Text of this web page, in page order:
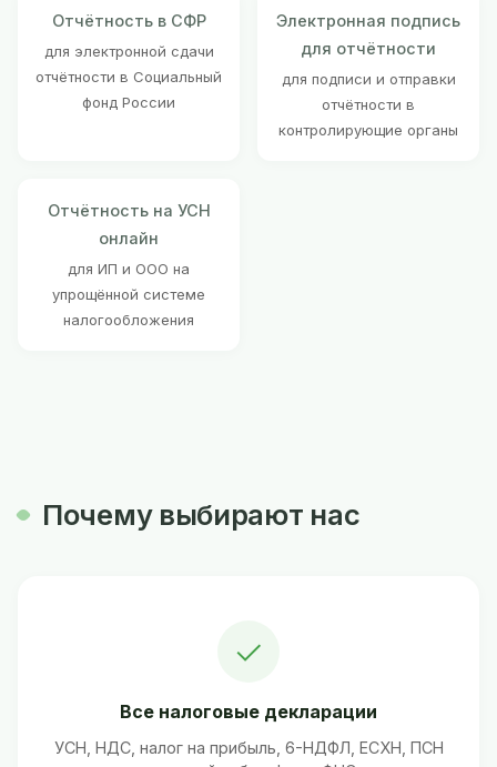
Отчётность в СФР
для электронной сдачи
отчётности в Социальный
фонд России
Электронная подпись
для отчётности
для подписи и отправки
отчётности в
контролирующие органы
Отчётность на УСН
онлайн
для ИП и ООО на
упрощённой системе
налогообложения
Почему выбирают нас
✓
Все налоговые декларации
УСН, НДС, налог на прибыль, 6-НДФЛ, ЕСХН, ПСН